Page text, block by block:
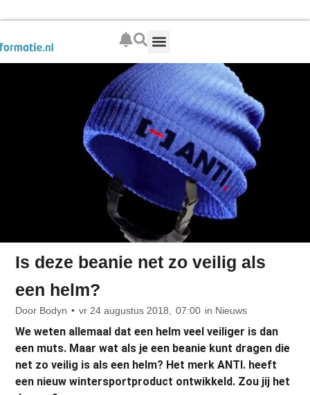
Is deze beanie net zo veilig als
een helm?
Door Bodyn • vr 24 augustus 2018, 07:00 in Nieuws
We weten allemaal dat een helm veel veiliger is dan
een muts. Maar wat als je een beanie kunt dragen die
net zo veilig is als een helm? Het merk ANTI. heeft
een nieuw wintersportproduct ontwikkeld. Zou jij het